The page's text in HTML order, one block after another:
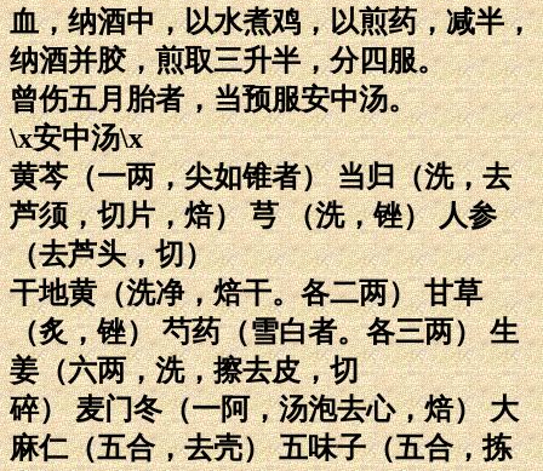
血，纳酒中，以水煮鸡，以煎药，减半，
纳酒并胶，煎取三升半，分四服。
曾伤五月胎者，当预服安中汤。
\x安中汤\x
黄芩（一两，尖如锥者） 当归（洗，去
芦须，切片，焙） 芎 （洗，锉） 人参
（去芦头，切）
干地黄（洗净，焙干。各二两） 甘草
（炙，锉） 芍药（雪白者。各三两） 生
姜（六两，洗，擦去皮，切
碎） 麦门冬（一阿，汤泡去心，焙） 大
麻仁（五合，去壳） 五味子（五合，拣